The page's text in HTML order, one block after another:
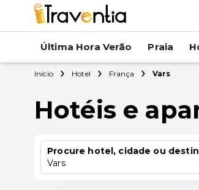
Última Hora Verão Praia
Início Hotel França Vars
Hotéis e
Procure hotel, cidade ou
Vars